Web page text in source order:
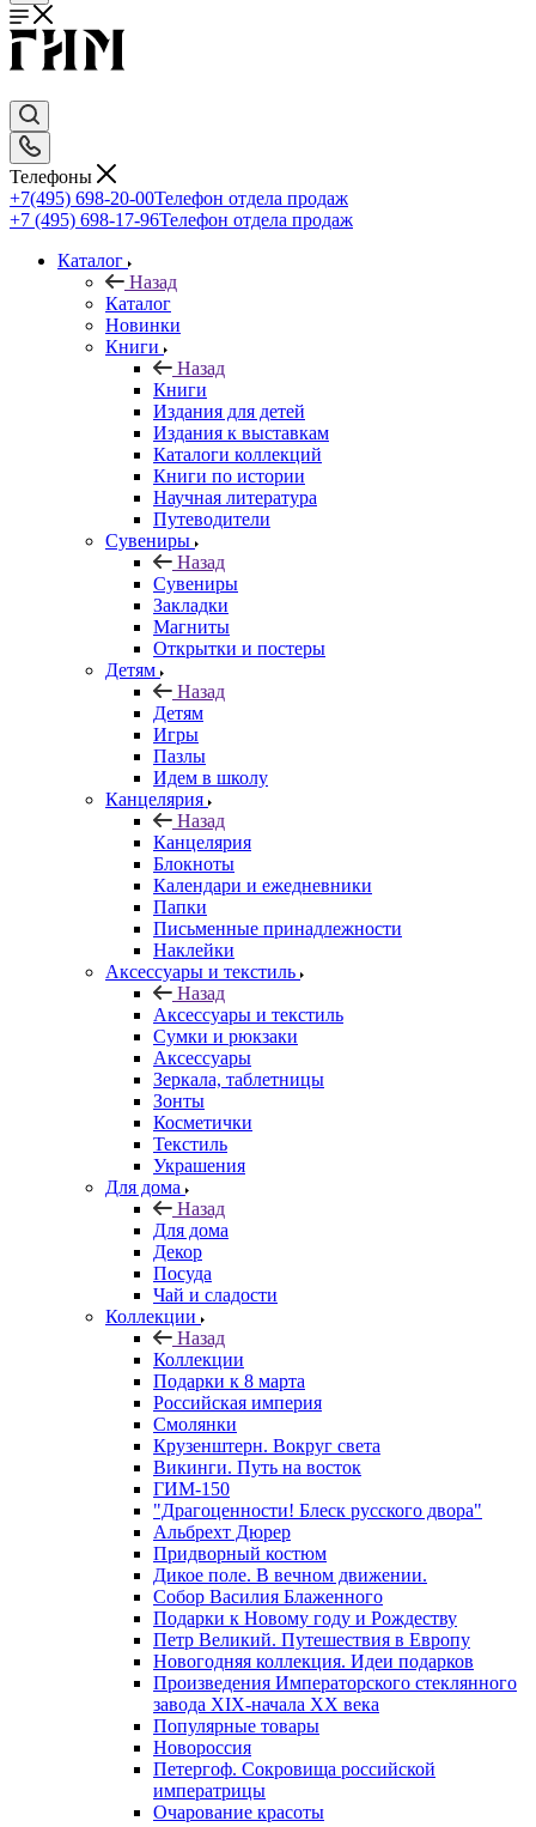
Телефоны
+7(495) 698-20-00Телефон отдела продаж
+7 (495) 698-17-96Телефон отдела продаж
Каталог
Назад
Каталог
Новинки
Книги
Назад
Книги
Издания для детей
Издания к выставкам
Каталоги коллекций
Книги по истории
Научная литература
Путеводители
Сувениры
Назад
Сувениры
Закладки
Магниты
Открытки и постеры
Детям
Назад
Детям
Игры
Пазлы
Идем в школу
Канцелярия
Назад
Канцелярия
Блокноты
Календари и ежедневники
Папки
Письменные принадлежности
Наклейки
Аксессуары и текстиль
Назад
Аксессуары и текстиль
Сумки и рюкзаки
Аксессуары
Зеркала, таблетницы
Зонты
Косметички
Текстиль
Украшения
Для дома
Назад
Для дома
Декор
Посуда
Чай и сладости
Коллекции
Назад
Коллекции
Подарки к 8 марта
Российская империя
Смолянки
Крузенштерн. Вокруг света
Викинги. Путь на восток
ГИМ-150
"Драгоценности! Блеск русского двора"
Альбрехт Дюрер
Придворный костюм
Дикое поле. В вечном движении.
Собор Василия Блаженного
Подарки к Новому году и Рождеству
Петр Великий. Путешествия в Европу
Новогодняя коллекция. Идеи подарков
Произведения Императорского стеклянного
завода XIX-начала XX века
Популярные товары
Новороссия
Петергоф. Сокровища российской
императрицы
Очарование красоты